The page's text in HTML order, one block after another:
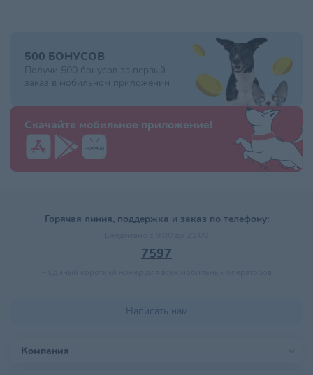
500 БОНУСОВ
Получи 500 бонусов за первый
заказ в мобильном приложении
Скачайте мобильное приложение!
Горячая линия, поддержка и заказ по телефону:
7597
Написать нам
Компания